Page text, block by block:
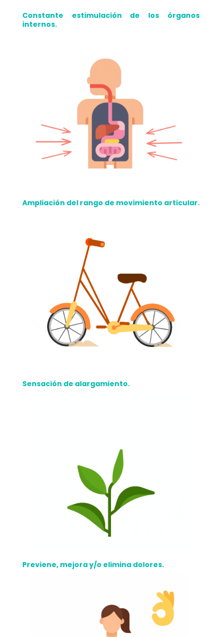
Constante estimulación de los órganos
internos.
Ampliación del rango de movimiento articular.
Sensación de alargamiento.
Previene, mejora y/o elimina dolores.